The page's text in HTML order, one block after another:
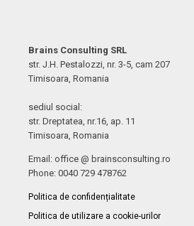
Brains Consulting SRL
str. J.H. Pestalozzi, nr. 3-5, cam 207
Timisoara, Romania
sediul social:
str. Dreptatea, nr.16, ap. 11
Timisoara, Romania
Email: office @ brainsconsulting.ro
Phone: 0040 729 478762
Politica de confidențialitate
Politica de utilizare a cookie-urilor